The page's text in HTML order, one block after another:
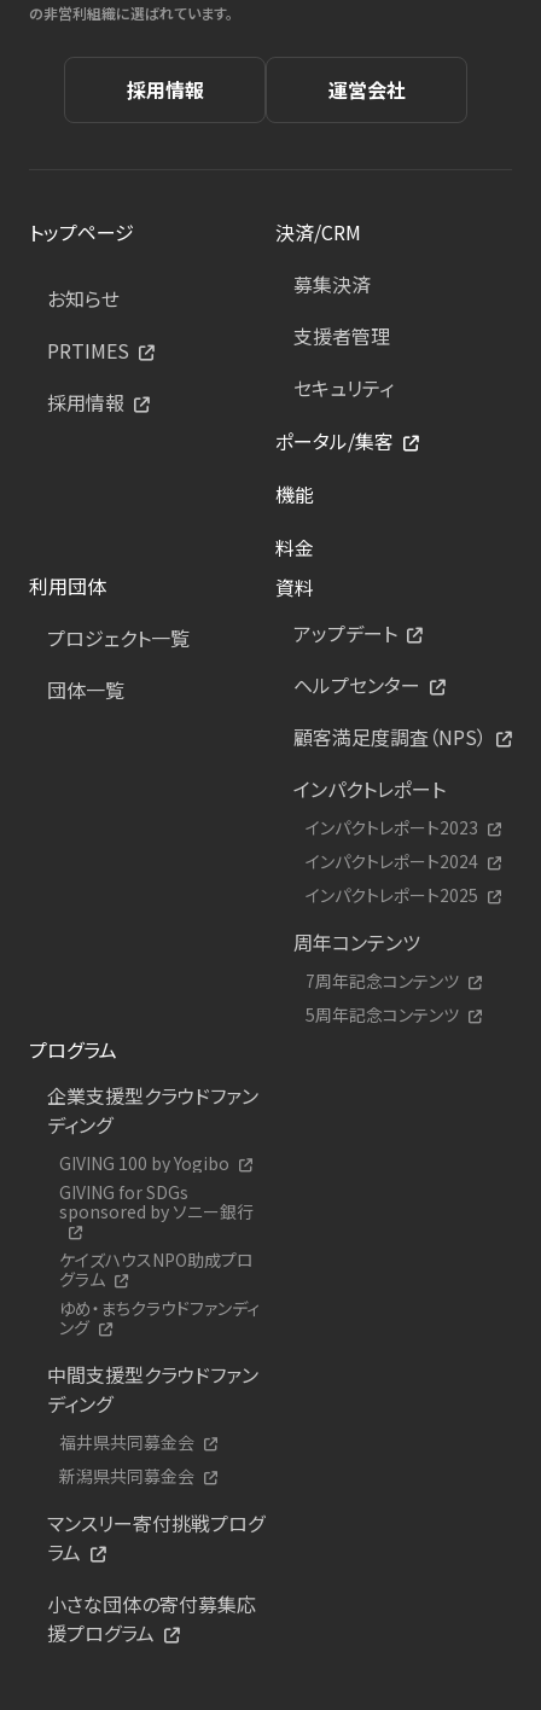
の非営利組織に選ばれています。
採用情報 運営会社
トップページ
お知らせ
PRTIMES
採用情報
決済/CRM
募集決済
支援者管理
セキュリティ
ポータル/集客
機能
料金
利用団体
プロジェクト一覧
団体一覧
資料
アップデート
ヘルプセンター
顧客満足度調査（NPS）
インパクトレポート
インパクトレポート2023
インパクトレポート2024
インパクトレポート2025
周年コンテンツ
7周年記念コンテンツ
5周年記念コンテンツ
プログラム
企業支援型クラウドファン
ディング
GIVING 100 by Yogibo
GIVING for SDGs
sponsored by ソニー銀行
ケイズハウスNPO助成プロ
グラム
ゆめ・まちクラウドファンディ
ング
中間支援型クラウドファン
ディング
福井県共同募金会
新潟県共同募金会
マンスリー寄付挑戦プログ
ラム
小さな団体の寄付募集応
援プログラム